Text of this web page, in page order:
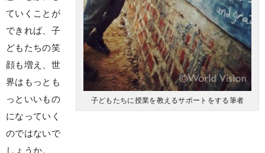
子どもたちに授業を教えるサポートをする筆者
ていくことが
できれば、子
どもたちの笑
顔も増え、世
界はもっとも
っといいもの
になっていく
のではないで
しょうか。